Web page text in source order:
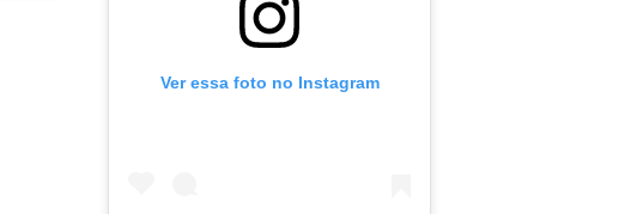
Ver essa foto no Instagram